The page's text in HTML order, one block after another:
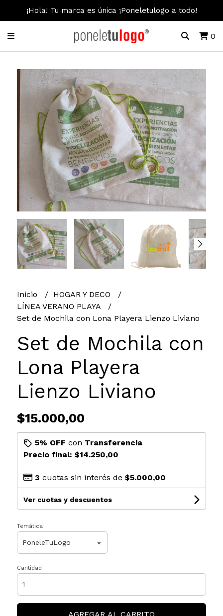
¡Hola! Tu marca es única ¡Poneletulogo a todo!
0
Inicio
HOGAR Y DECO
LÍNEA VERANO PLAYA
Set de Mochila con Lona Playera Lienzo Liviano
Set de Mochila con
Lona Playera
Lienzo Liviano
$15.000,00
5% OFF con Transferencia
Precio final: $14.250,00
3 cuotas sin interés de $5.000,00
Ver cuotas y descuentos
Temática
Cantidad
AGREGAR AL CARRITO